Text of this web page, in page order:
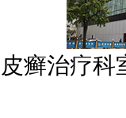
癣治疗